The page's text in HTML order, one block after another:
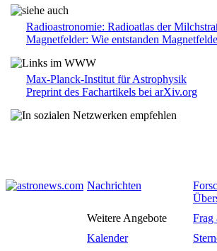
Radioastronomie: Radioatlas der
Magnetfelder: Wie entstanden
Max-Planck-Institut für Astrophysik
Preprint des Fachartikels bei arXiv.org
Nachrichten
Weitere Angebote
Frag
Kalender